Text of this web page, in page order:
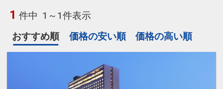
1 件中 1～1件表示
おすすめ順
価格の安い順 価格の高い順